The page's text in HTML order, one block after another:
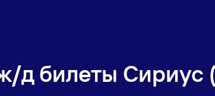
д билеты Сириус